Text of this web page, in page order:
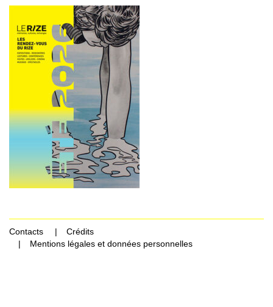
Contacts
Crédits
Mentions légales et données personnelles